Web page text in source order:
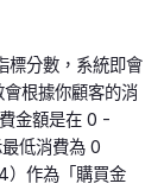
標分數，系統即會
根據你顧客的消
金額是在 0 -
低消費為 0
）作為「購買金